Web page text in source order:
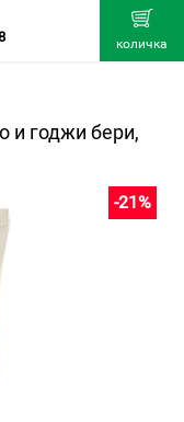
количка
и годжи бери,
-21%